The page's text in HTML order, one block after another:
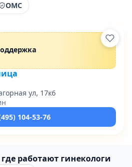
ОМС
ул, 17к6
104-53-76
работают гинекологи